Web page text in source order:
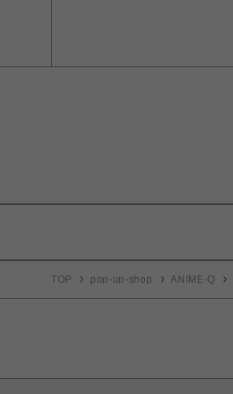
TOP pop-up-shop ANIME-Q